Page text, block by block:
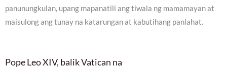
panunungkulan, upang mapanatili ang tiwala ng mamamayan at
maisulong ang tunay na katarungan at kabutihang panlahat.
Pope Leo XIV, balik Vatican na